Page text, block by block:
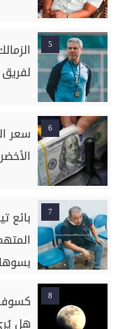
5
6
سعر
7
بائع
8
هل